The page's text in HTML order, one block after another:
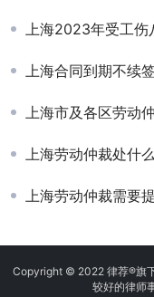
上海2023年受工
上海合同到期不续
上海市及各区劳动
上海劳动仲裁处什
上海劳动仲裁需要
Copyright © 2022 律荐®旗
较好的律师